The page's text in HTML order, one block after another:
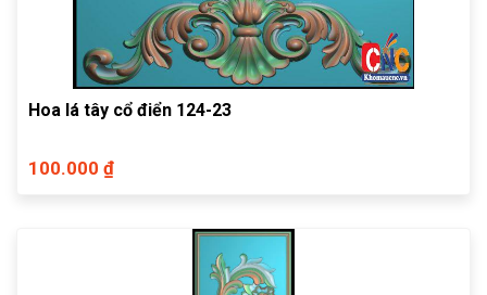
Hoa lá tây cổ điển 124-23
100.000 ₫